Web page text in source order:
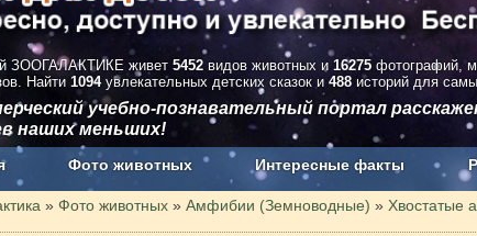
ЗООГАЛАКТИКЕ живет 5452 видов животных и 16275 фотографий,
Найти 1094увлекательных детских сказок и 488 историй для
учебно-познавательный портал
наших меньших!
Фото животных Интересные факты
Бесплатно и без рекламы
» Фото животных » Амфибии (Земноводные) » Хвостатые